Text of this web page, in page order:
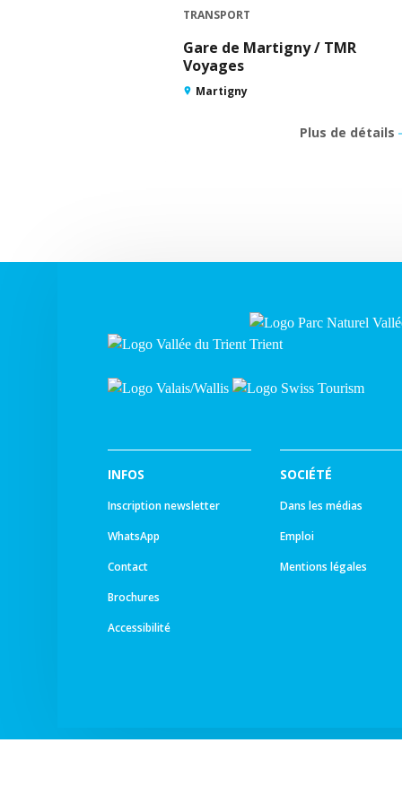
TRANSPORT
Gare de Martigny / TMR
Voyages
Martigny
Plus de détails
INFOS
Inscription newsletter
WhatsApp
Contact
Brochures
Accessibilité
SOCIÉTÉ
Dans les médias
Emploi
Mentions légales